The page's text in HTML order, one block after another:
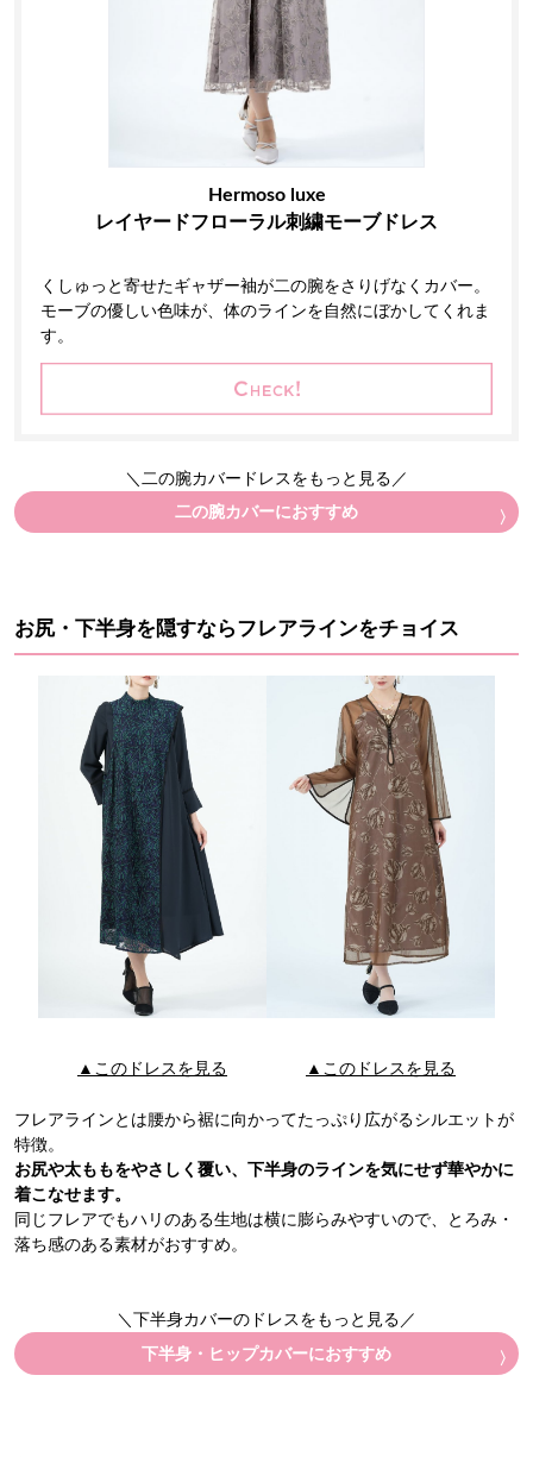
Hermoso luxe
レイヤードフローラル刺繍モーブドレス
くしゅっと寄せたギャザー袖が二の腕をさりげなくカバー。
モーブの優しい色味が、体のラインを自然にぼかしてくれま
す。
＼二の腕カバードレスをもっと見る／
二の腕カバーにおすすめ
お尻・下半身を隠すならフレアラインをチョイス
▲このドレスを見る ▲このドレスを見る
フレアラインとは腰から裾に向かってたっぷり広がるシルエットが
特徴。
お尻や太ももをやさしく覆い、下半身のラインを気にせず華やかに
着こなせます。
同じフレアでもハリのある生地は横に膨らみやすいので、とろみ・
落ち感のある素材がおすすめ。
＼下半身カバーのドレスをもっと見る／
下半身・ヒップカバーにおすすめ